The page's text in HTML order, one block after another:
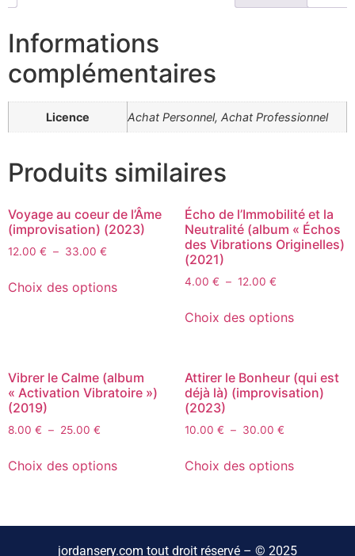
Informations
complémentaires
Licence Achat Personnel, Achat Professionnel
Produits similaires
Voyage au coeur de l’Âme
(improvisation) (2023)
12.00 € – 33.00 €
Choix des options
Écho de l’Immobilité et la
Neutralité (album « Échos
des Vibrations Originelles)
(2021)
4.00 € – 12.00 €
Choix des options
Vibrer le Calme (album
« Activation Vibratoire »)
(2019)
8.00 € – 25.00 €
Choix des options
Attirer le Bonheur (qui est
déjà là) (improvisation)
(2023)
10.00 € – 30.00 €
Choix des options
jordansery.com tout droit réservé – © 2025